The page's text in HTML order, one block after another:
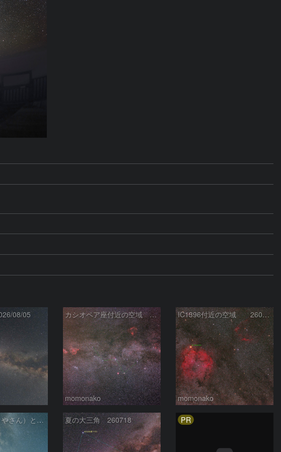
08/05 カシオペア座付近の空域 260720
momonako
IC1396付近の空域 260720
momonako
四阿山（あずまやさん）と立ち昇る夏の銀河 夏の大三角 260718 PR